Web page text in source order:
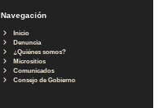
Navegación
Inicio
Denuncia
¿Quiénes somos?
Micrositios
Comunicados
Consejo de Gobierno